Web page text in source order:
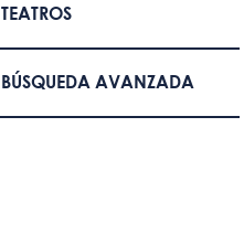
TEATROS
BÚSQUEDA AVANZADA